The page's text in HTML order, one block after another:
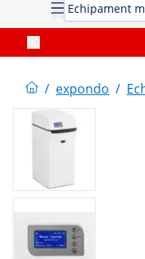
Echipament
/ expondo /